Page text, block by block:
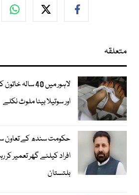
متعلقہ
لاہور میں 40
اور سوتیلا بیٹا ملوث نکلے
حکومت سندھ کے تعاون
افراد کیلئے گھر تعمیر
بلتستان